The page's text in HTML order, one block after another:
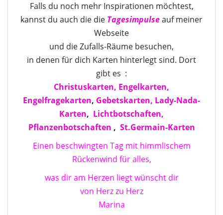
Falls du noch mehr Inspirationen möchtest,
kannst du auch die die Tagesimpulseauf meiner
Webseite
und die Zufalls-Räume besuchen,
in denen für dich Karten hinterlegt sind. Dort
gibt es :
Christuskarten, Engelkarten,
Engelfragekarten, Gebetskarten, Lady-Nada-
Karten, Lichtbotschaften,
Pflanzenbotschaften , St.Germain-Karten
Einen beschwingten Tag mit himmlischem
Rückenwind für alles,
was dir am Herzen liegt wünscht dir
von Herz zu Herz
Marina